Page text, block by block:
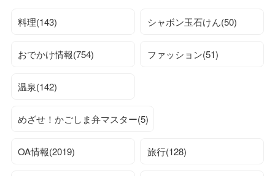
料理(143) シャボン玉石けん(50)
おでかけ情報(754) ファッション(51)
温泉(142)
めざせ！かごしま弁マスター(5)
OA情報(2019) 旅行(128)